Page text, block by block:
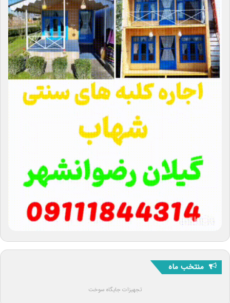
منتخب ماه
تجهیزات جایگاه سوخت